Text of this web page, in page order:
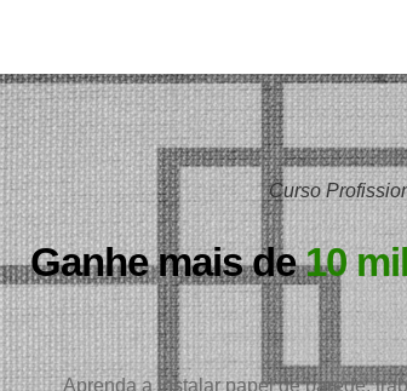
Curso
Ganhe mais de10
Aprenda a instalar papel de parede,